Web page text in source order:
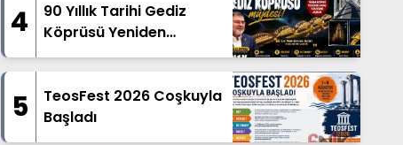
Yaşatılıyor
4
90 Yıllık Tarihi Gediz
Köprüsü Yeniden
Hizmete Açıldı
5
TeosFest 2026 Coşkuyla
Başladı